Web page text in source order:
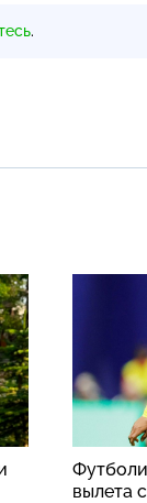
.
вылета